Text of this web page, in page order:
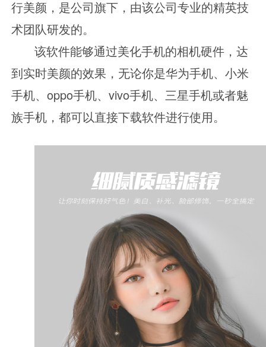
行美颜，是公司旗下，由该公司专业的精英技
术团队研发的。
该软件能够通过美化手机的相机硬件，达
到实时美颜的效果，无论你是华为手机、小米
手机、 oppo手机、vivo手机、三星手机或者魅
族手机，都可以直接下载软件进行使用。